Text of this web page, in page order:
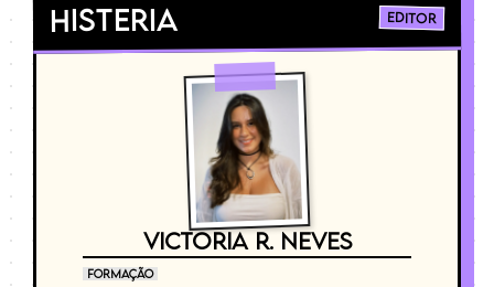
Histeria Editor
VICTORIA R. NEVES
FORMAÇÃO